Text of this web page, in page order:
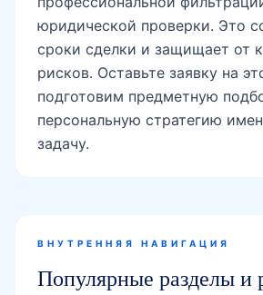
юридической проверки. Это
сроки сделки и защищает от
рисков. Оставьте заявку на
подготовим предметную
персональную стратегию
задачу.
ВНУТРЕННЯЯ НАВИГАЦИЯ
Популярные разделы и